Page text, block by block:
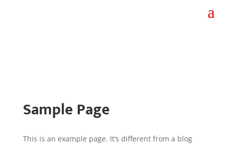
Sample Page
This is an example page. It’s different from a blog